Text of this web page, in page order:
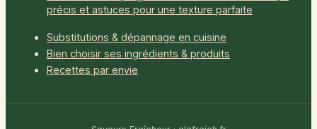
précis et astuces pour une texture parfaite
Substitutions & dépannage en cuisine
Bien choisir ses ingrédients & produits
Recettes par envie